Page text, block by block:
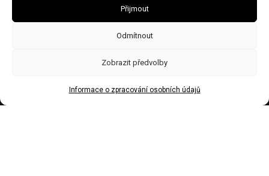
Přijmout
Odmítnout
Zobrazit předvolby
Informace o zpracování osobních údajů